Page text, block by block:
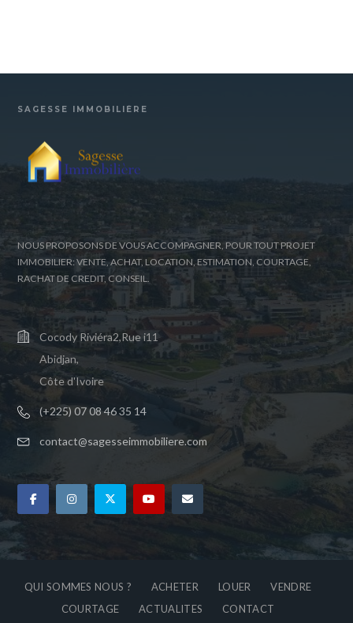
SAGESSE IMMOBILIÈRE
NOUS PROPOSONS DE VOUS ACCOMPAGNER, POUR TOUT PROJET
IMMOBILIER: VENTE, ACHAT, LOCATION, ESTIMATION, COURTAGE,
RACHAT DE CREDIT, CONSEIL.
Cocody Riviéra2,Rue i11
Abidjan,
Côte d'Ivoire
(+225) 07 08 46 35 14
contact@sagesseimmobiliere.com
QUI SOMMES NOUS ? ACHETER LOUER
VENDRE
COURTAGE
ACTUALITES CONTACT